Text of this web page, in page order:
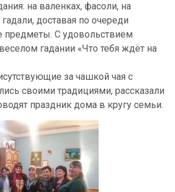
на валенках, фасоли, на
доставая по очереди
предметы. С удовольствием
гадании «Что тебя ждёт на
за чашкой чая с
своими традициями, рассказали
праздник дома в кругу семьи.